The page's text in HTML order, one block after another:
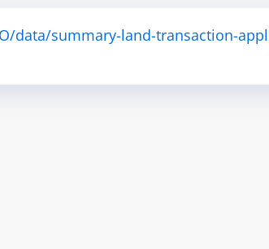
data/summary-land-transaction-